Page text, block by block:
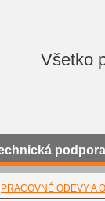
Všetko
PRACOVNÉ ODEVY A
podpora